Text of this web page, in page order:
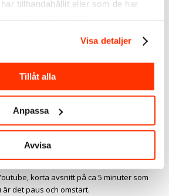
tillhandahållit eller som de har
Visa detaljer
Tillåt alla
Anpassa
Avvisa
marketing, content marketing och
. ( Ja det är ännu en
hela 223 avsnitt första
fokus på teknik, internet och sociala
och nytt avsnitt släpps varje
efter GDPR, sanningen om
och tips på en kamera som ger
korta avsnitt på ca 5 minuter som
det paus och omstart.